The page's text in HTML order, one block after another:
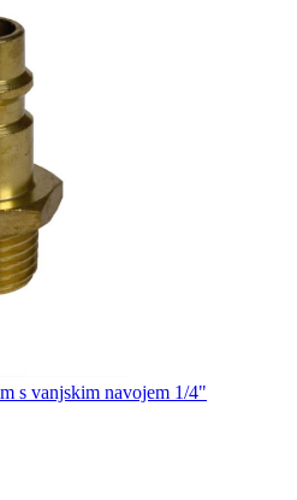
s vanjskim navojem 1/4"